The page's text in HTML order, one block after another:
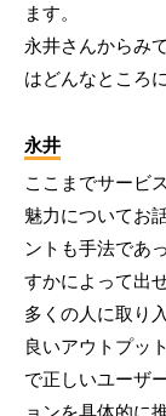
ます。
永井さんからみ
はどんなところ
永井
ここまでサービ
魅力についてお
ントも手法であ
すかによって出
多くの人に取り
良いアウトプッ
で正しいユーザ
ョンを具体的に